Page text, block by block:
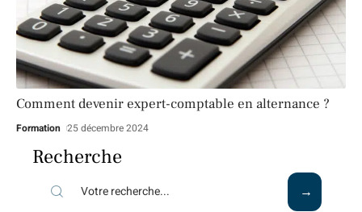
Comment devenir expert-comptable en alternance ?
Formation 25 décembre 2024
Recherche